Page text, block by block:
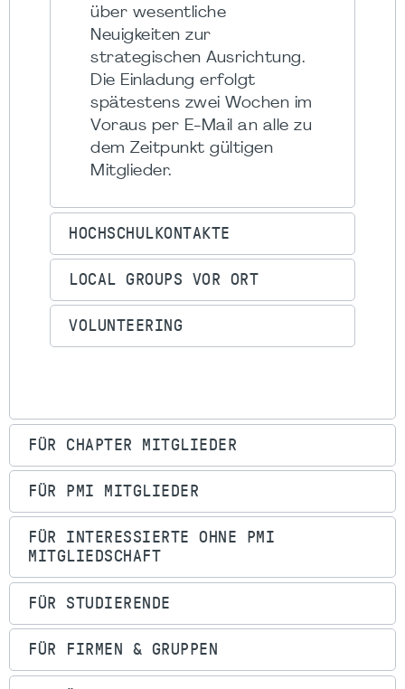
über wesentliche
Neuigkeiten zur
strategischen Ausrichtung.
Die Einladung erfolgt
spätestens zwei Wochen im
Voraus per E-Mail an alle zu
dem Zeitpunkt gültigen
Mitglieder.
HOCHSCHULKONTAKTE
LOCAL GROUPS VOR ORT
VOLUNTEERING
FÜR CHAPTER MITGLIEDER
FÜR PMI MITGLIEDER
FÜR INTERESSIERTE OHNE PMI
MITGLIEDSCHAFT
FÜR STUDIERENDE
FÜR FIRMEN & GRUPPEN